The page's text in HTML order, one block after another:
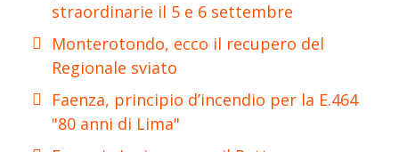
straordinarie il 5 e 6 settembre
Monterotondo, ecco il recupero del
Regionale sviato
Faenza, principio d’incendio per la E.464
"80 anni di Lima"